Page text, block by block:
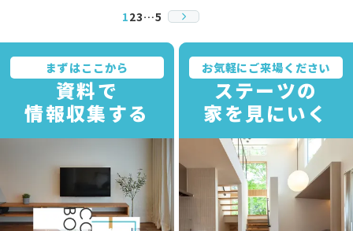
123…5
まずはここから
資料で
情報収集する
お気軽にご来場ください
ステーツの
家を見にいく